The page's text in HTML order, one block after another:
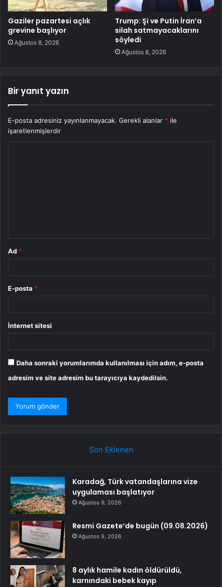
Gaziler pazartesi açlık
grevine başlıyor
Ağustos 8, 2026
Trump: Şi ve Putin İran’a
silah satmayacaklarını
söyledi
Ağustos 8, 2026
Bir yanıt yazın
E-posta adresiniz yayınlanmayacak. Gerekli alanlar * ile
işaretlenmişlerdir
Ad *
E-posta *
İnternet sitesi
Daha sonraki yorumlarımda kullanılması için adım, e-posta
adresim ve site adresim bu tarayıcıya kaydedilsin.
Son Eklenen
Karadağ, Türk vatandaşlarına vize
uygulaması başlatıyor
Ağustos 9, 2026
Resmi Gazete’de bugün (09.08.2026)
Ağustos 9, 2026
8 aylık hamile kadın öldürüldü,
karnındaki bebek kayıp